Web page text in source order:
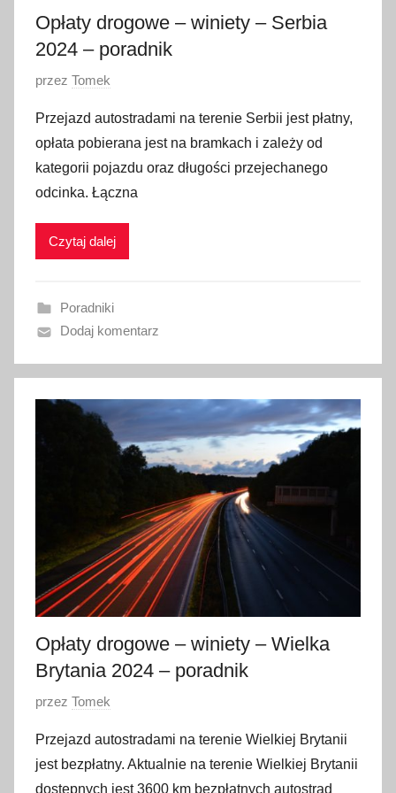
Opłaty drogowe – winiety – Serbia
2024 – poradnik
O
u
b
l
i
w
n
o
3
m
przez Tomek
Przejazd autostradami na terenie Serbii jest płatny,
opłata pobierana jest na bramkach i zależy od
kategorii pojazdu oraz długości przejechanego
odcinka. Łączna
Czytaj dalej
Poradniki
Dodaj komentarz
Opłaty drogowe – winiety – Wielka
Brytania 2024 – poradnik
O
u
b
przez Tomek
Przejazd autostradami na terenie Wielkiej Brytanii
jest bezpłatny. Aktualnie na terenie Wielkiej Brytanii
dostępnych jest 3600 km bezpłatnych autostrad